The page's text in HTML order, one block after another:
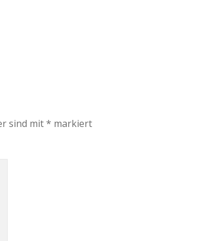
sind mit* markiert